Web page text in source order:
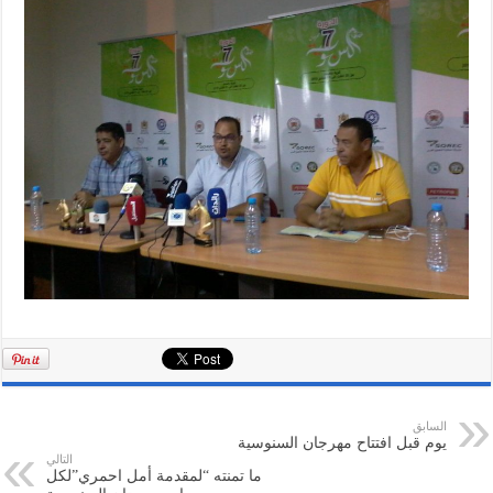
السابق
يوم قبل افتتاح مهرجان السنوسية
التالي
ما تمنته “لمقدمة أمل احمري”لكل